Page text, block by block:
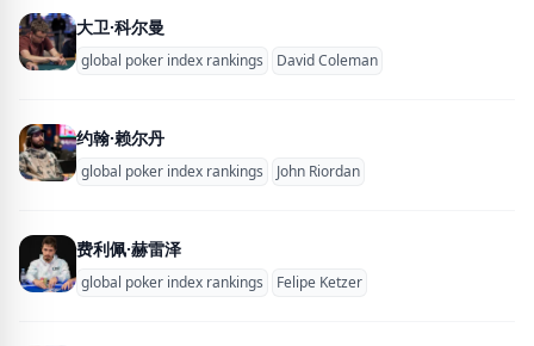
大卫·科尔曼
global poker index rankings David Coleman
约翰·赖尔丹
global poker index rankings John Riordan
费利佩·赫雷泽
global poker index rankings Felipe Ketzer